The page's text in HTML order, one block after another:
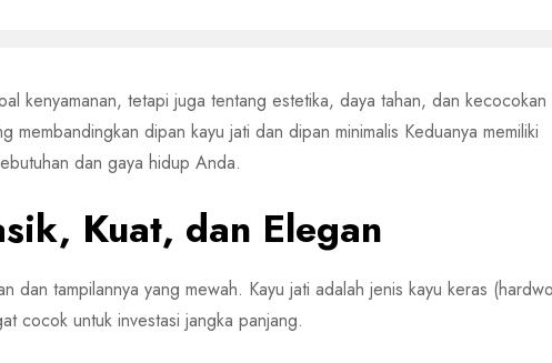
kenyamanan, tetapi juga tentang estetika, daya tahan, dan
dipan kayu jati dan dipan minimalis Keduanya memiliki
dan gaya hidup Anda.
Kuat, dan Elegan
dan tampilannya yang mewah. Kayu jati adalah jenis kayu keras
cocok untuk investasi jangka panjang.